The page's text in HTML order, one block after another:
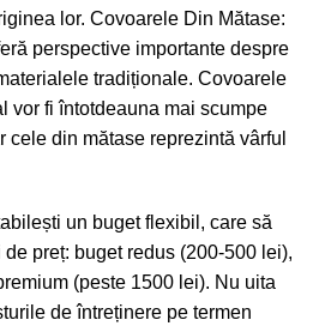
lor. Covoarele Din Mătase:
perspective importante despre
tradiționale. Covoarele
vor fi întotdeauna mai scumpe
din mătase reprezintă vârful
un buget flexibil, care să
preț: buget redus (200-500 lei),
(peste 1500 lei). Nu uita
de întreținere pe termen